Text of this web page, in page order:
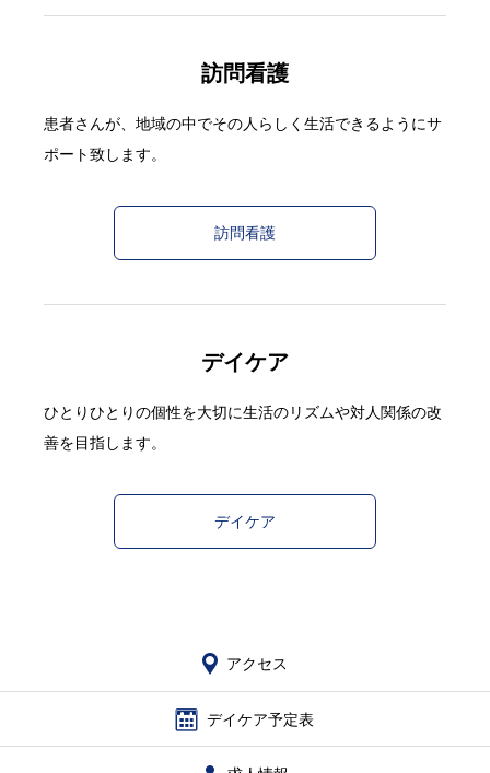
訪問看護
患者さんが、地域の中でその人らしく生活できるようにサ
ポート致します。
訪問看護
デイケア
ひとりひとりの個性を大切に生活のリズムや対人関係の改
善を目指します。
デイケア
アクセス
デイケア予定表